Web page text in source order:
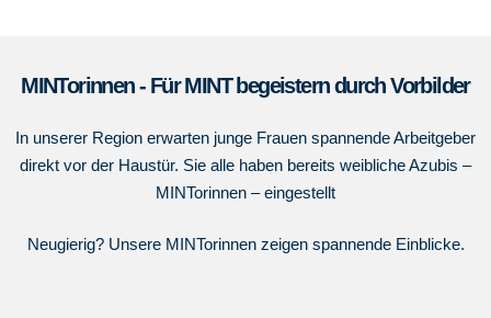
MINTorinnen - Für MINT begeistern durch Vorbilder​
In unserer Region erwarten junge Frauen spannende Arbeitgeber
direkt vor der Haustür. Sie alle haben bereits weibliche Azubis –
MINTorinnen – eingestellt
Neugierig? Unsere MINTorinnen zeigen spannende Einblicke.